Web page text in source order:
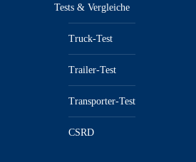
Tests & Vergleiche
Truck-Test
Trailer-Test
Transporter-Test
CSRD